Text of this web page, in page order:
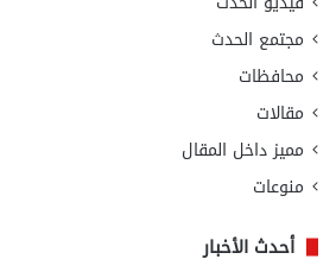
مجتمع الحدث
محافظات
مقالات
مميز داخل المقال
منوعات
أحدث الأخبار